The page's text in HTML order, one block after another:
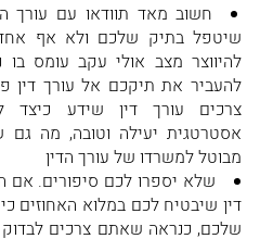
חשוב מאד תוודאו עם עורך
שיטפל בתיק שלכם ולא אף
להיווצר מצב אולי עקב עומס בו
להעביר את תיקכם אל עורך דין
צרכים עורך דין שידע כיצד
אסטרטגית יעילה וטובה, מה
מבוטל למשרדו של עורך הדין
שלא יספרו לכם סיפורים.
דין שיבטיח לכם במלוא האחוזים
שלכם, כנראה שאתם צרכים לבדוק